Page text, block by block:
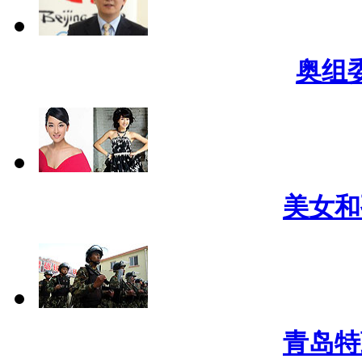
奥组
美女
青岛